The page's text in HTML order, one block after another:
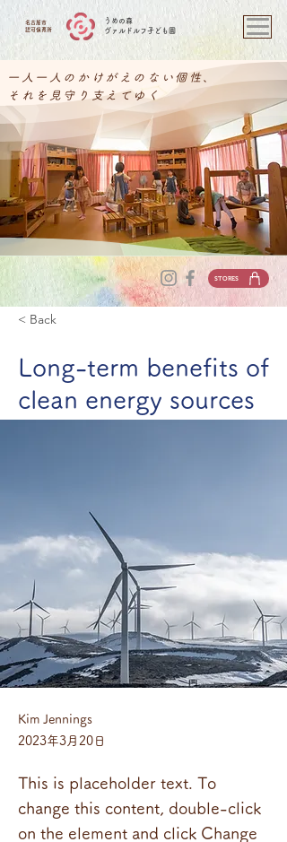
一人一人のかけがえのない個性、
それを見守り支えてゆく
名古屋市
認可保育所
​うめの森
ヴァルドルフ子ども園
STORES
< Back
Long-term benefits of
clean energy sources
Kim Jennings
2023年3月20日
This is placeholder text. To
change this content, double-click
on the element and click Change